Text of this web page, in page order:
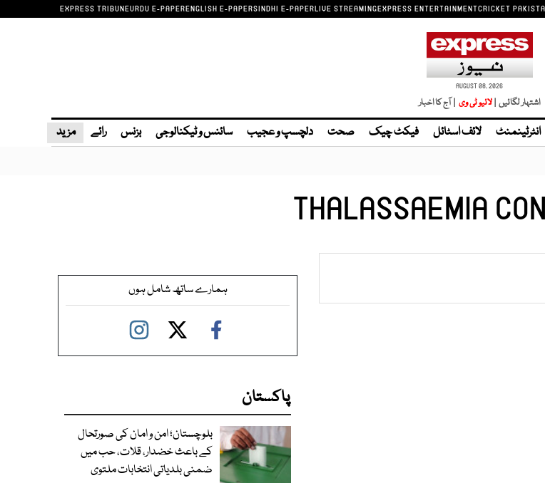
EXPRESS TRIBUNEURDU E-PAPERENGLISH E-PAPERSINDHI E-PAPERLIVE STREAMINGEXPRESS ENTERTAINMENTCRICKET
AUGUST 08, 2026
اشتہار لگائیں | | آج کا اخبار
انٹرٹینمنٹ لائف اسٹائل فیکٹ چیک صحت دلچسپ و عجیب سائنس و ٹیکنالوجی بزنس رائے مزید
THALASSAEMIA
ہمارے ساتھ شامل ہوں
پاکستان
بلوچستان؛ امن و امان کی صورتحال
کے باعث خضدار، قلات، حب میں
ضمنی بلدیاتی انتخابات ملتوی